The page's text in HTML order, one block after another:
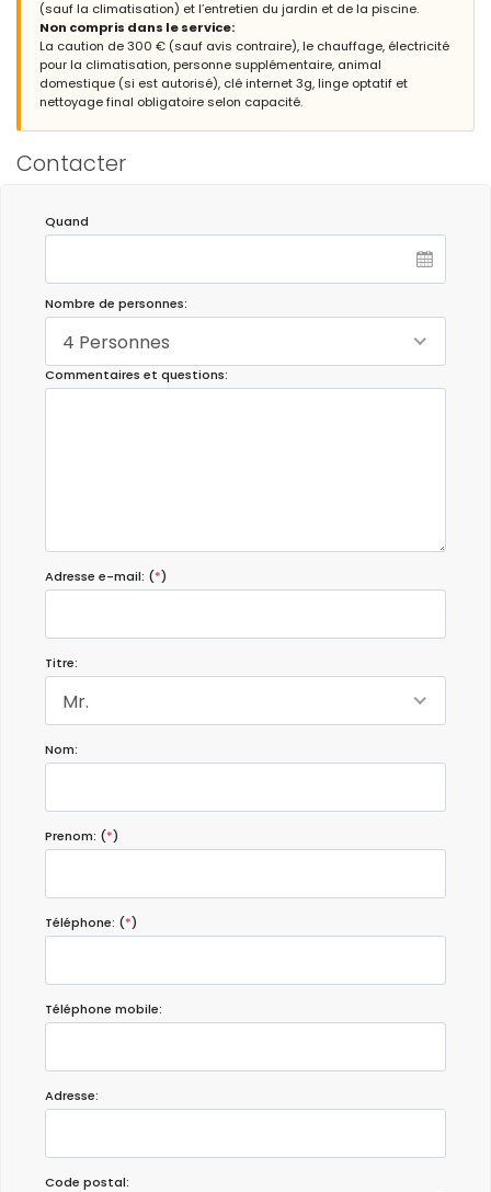
(sauf la climatisation) et l’entretien du jardin et de la piscine.
Non compris dans le service:
La caution de 300 € (sauf avis contraire), le chauffage, électricité
pour la climatisation, personne supplémentaire, animal
domestique (si est autorisé), clé internet 3g, linge optatif et
nettoyage final obligatoire selon capacité.
Contacter
Quand
Nombre de personnes:
4 Personnes
Commentaires et questions:
Adresse e-mail: (*)
Titre:
Mr.
Nom:
Prenom: (*)
Téléphone: (*)
Téléphone mobile:
Adresse:
Code postal: